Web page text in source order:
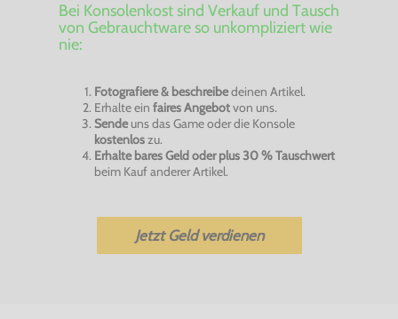
Bei Konsolenkost sind Verkauf und Tausch
von Gebrauchtware so unkompliziert wie
nie:
Fotografiere & beschreibedeinen Artikel.
Erhalte ein faires Angebotvon uns.
Sendeuns das Game oder die Konsole
kostenloszu.
Erhalte bares Geld oder plus 30 % Tauschwert
beim Kauf anderer Artikel.
Jetzt Geld verdienen